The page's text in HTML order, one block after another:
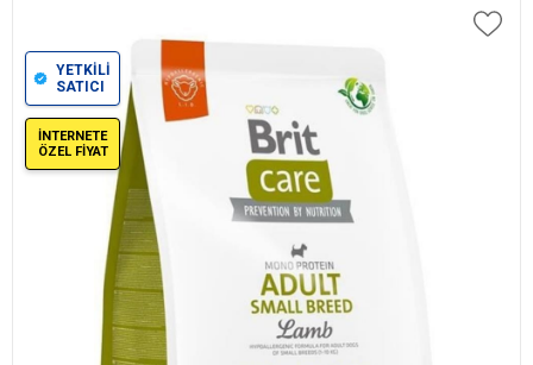
YETKİLİ
SATICI
İNTERNETE
ÖZEL FİYAT